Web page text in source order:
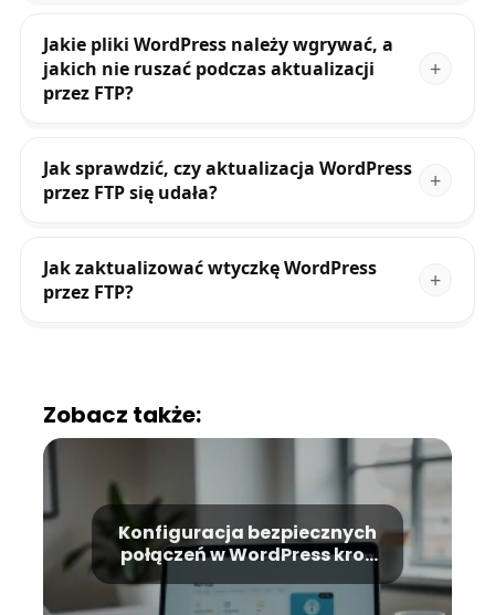
Jakie pliki WordPress należy wgrywać, a
jakich nie ruszać podczas aktualizacji
przez FTP?
Jak sprawdzić, czy aktualizacja WordPress
przez FTP się udała?
Jak zaktualizować wtyczkę WordPress
przez FTP?
Zobacz także:
Konfiguracja bezpiecznych
połączeń w WordPress krok